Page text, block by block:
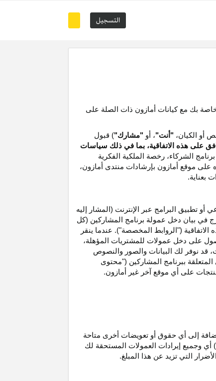
التسجيل
بك مع كيانات أمازون ذات الصلة على
أو الكيان، "أنت"، أو "مشارك") قبول
على هذه الاتفاقية، بما في ذلك سياسات
الشركاء، رخصة الملكية الفكرية
على موقع أمازون بإرشادات منتدى أمازون،
بعناية.
تطبيق البرامج عبر الإنترنت (المشار إليه
في بيان دخل عمولة برنامج المشاركين (كل
("الروابط المخصصة"). عندما ينقر
على دخل عمولات للمشتريات
المؤهلة،
قد نوفر لك البيانات والصور والنصوص
ببرنامج المشاركين ("محتوى
على أي موقع آخر غير أمازون.
إلى أي حقوق أو تعويضات أخرى متاحة
وجميع إيرادات العمولات المستحقة لك
التي تزيد عن هذا المبلغ.